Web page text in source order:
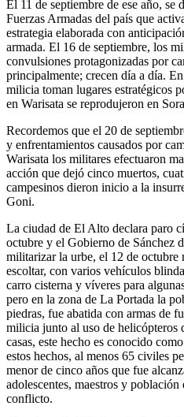
El 11 de septiembre de ese año, se
Fuerzas Armadas del país que
estrategia elaborada con
armada. El 16 de septiembre, los
convulsiones protagonizadas por
principalmente; crecen día a día.
milicia toman lugares estratégicos
en Warisata se reprodujeron en
Recordemos que el 20 de
y enfrentamientos causados por
Warisata los militares efectuaron
acción que dejó cinco muertos,
campesinos dieron inicio a la
Goni.
La ciudad de El Alto declara paro
octubre y el Gobierno de Sánchez
militarizar la urbe, el 12 de octubre
escoltar, con varios vehículos
carro cisterna y víveres para
pero en la zona de La Portada la
piedras, fue abatida con armas de
milicia junto al uso de helicópteros
casas, este hecho es conocido
estos hechos, al menos 65 civiles
menor de cinco años que fue
adolescentes, maestros y
conflicto.